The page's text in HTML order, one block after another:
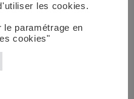
les cookies.
le paramétrage en
cookies"